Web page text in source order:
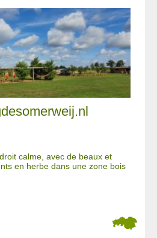
calme, avec de beaux et
en herbe dans une zone bois